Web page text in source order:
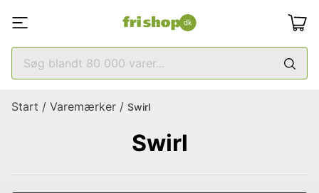
Start / Varemærker / Swirl
Swirl